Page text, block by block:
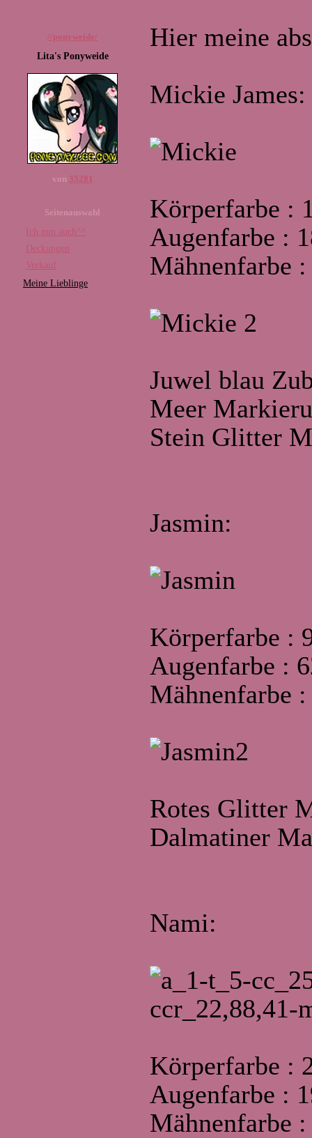
//ponyweide/
Lita's Ponyweide
von 35281
Seitenauswahl
Ich nun auch^^
Deckungen
Verkauf
Meine Lieblinge
Hier meine
Mickie James:
Körperfarbe :
Augenfarbe :
Mähnenfarbe
Juwel blau
Meer
Stein Glitter
Jasmin:
Körperfarbe :
Augenfarbe :
Mähnenfarbe
Rotes Glitter
Dalmatiner
Nami:
Körperfarbe :
Augenfarbe :
Mähnenfarbe